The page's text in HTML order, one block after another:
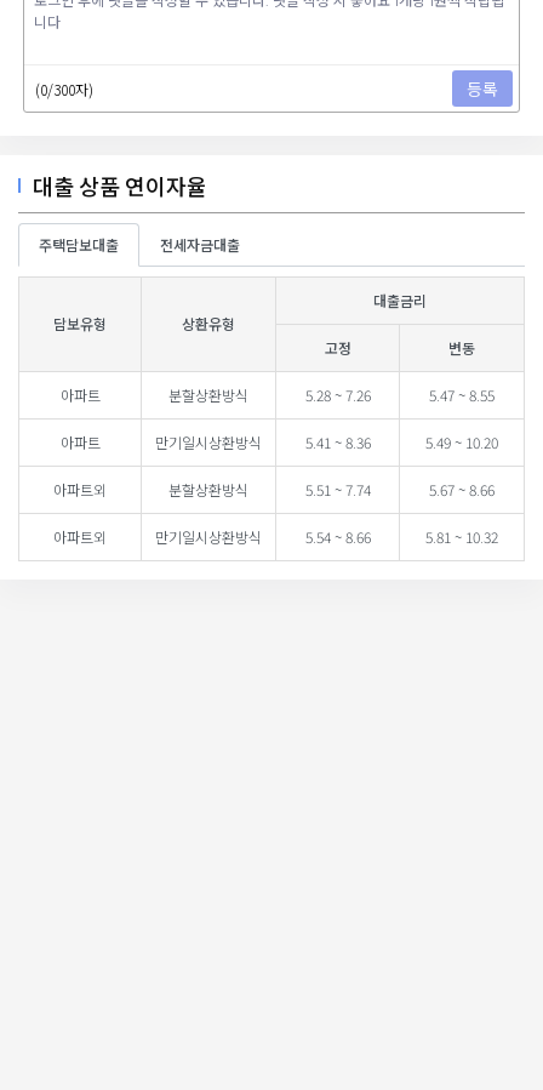
(0/300자) 등록
대출 상품 연이자율
주택담보대출 전세자금대출
담보유형 상환유형
대출금리
고정 변동
아파트 분할상환방식 5.28 ~ 7.26 5.47 ~ 8.55
아파트 만기일시상환방식 5.41 ~ 8.36 5.49 ~ 10.20
아파트외 분할상환방식 5.51 ~ 7.74 5.67 ~ 8.66
아파트외 만기일시상환방식 5.54 ~ 8.66 5.81 ~ 10.32